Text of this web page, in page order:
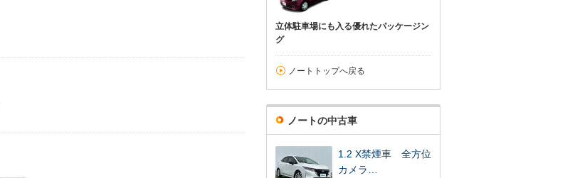
立体駐車場にも入る優れたパッケージン
グ
ノートトップへ戻る
ノートの中古車
1.2 X禁煙車 全方位
カメラ…